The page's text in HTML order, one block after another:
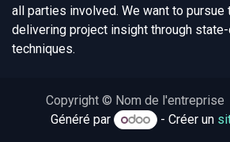
all parties involved. We want to
delivering project insight through
techniques.
Copyright © Nom de l'entreprise
Généré par - Créer un